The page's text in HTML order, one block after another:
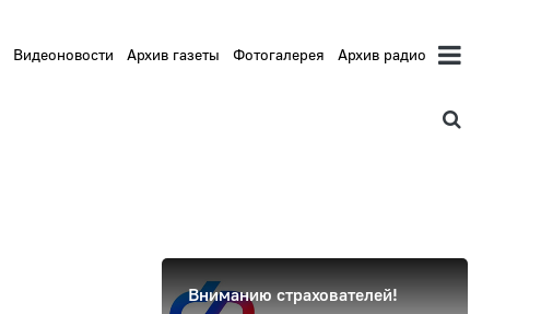
Видеоновости Архив газеты Фотогалерея Архив радио
Вниманию страхователей!